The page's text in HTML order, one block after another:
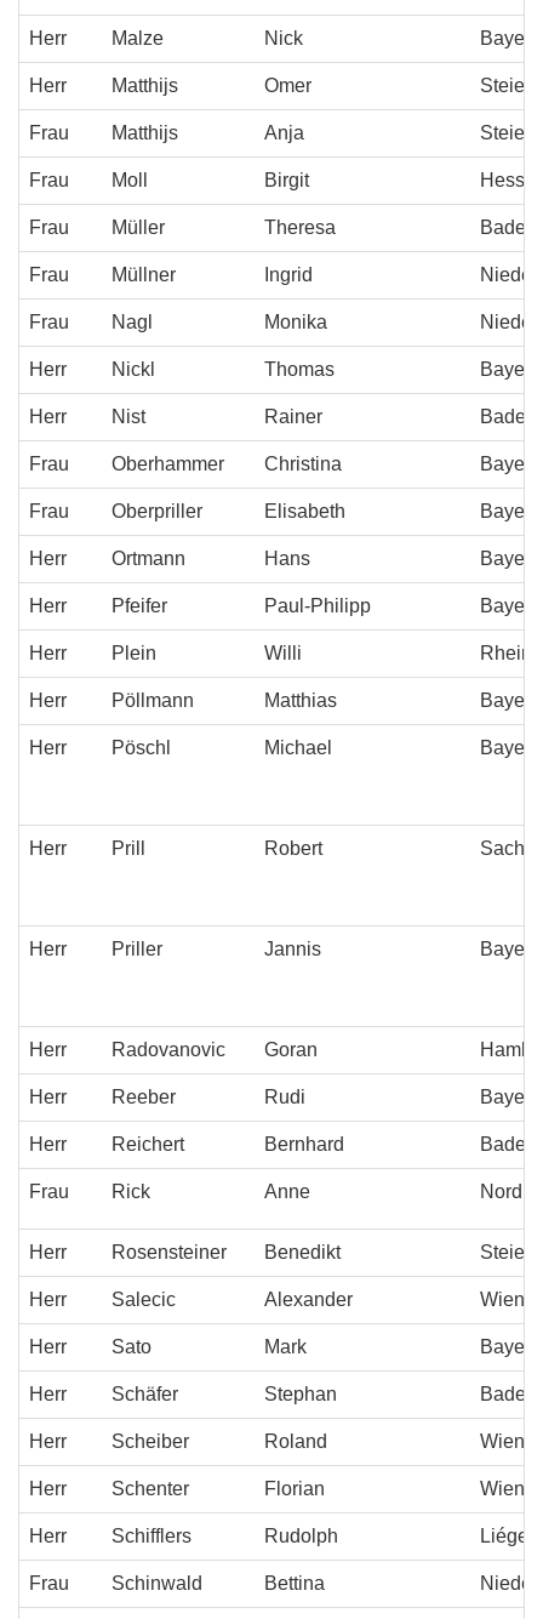
Herr Malze Nick Bayern
Herr Matthijs Omer
Frau Matthijs Anja
Frau Moll Birgit
Frau Müller Theresa
Frau Müllner Ingrid
Frau Nagl Monika
Herr Nickl Thomas Bayern
Herr Nist Rainer
Frau Oberhammer Christina Bayern
Frau Oberpriller Elisabeth Bayern
Herr Ortmann Hans Bayern
Herr Pfeifer Paul-Philipp Bayern
Herr Plein Willi
Herr Pöllmann Matthias Bayern
Herr Pöschl Michael Bayern
Herr Prill Robert
Herr Priller Jannis Bayern
Herr Radovanovic Goran
Herr Reeber Rudi Bayern
Herr Reichert Bernhard
Frau Rick Anne
Herr Rosensteiner Benedikt
Herr Salecic Alexander Wien
Herr Sato Mark Bayern
Herr Schäfer Stephan
Herr Scheiber Roland Wien
Herr Schenter Florian Wien
Herr Schifflers Rudolph Liége
Frau Schinwald Bettina